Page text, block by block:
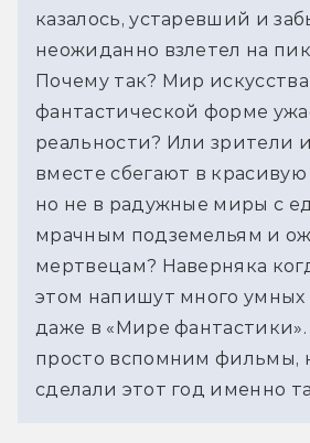
казалось, устаревший и
неожиданно взлетел на
Почему так? Мир
фантастической форме
реальности? Или зрители
вместе сбегают в
но не в радужные миры с
мрачным подземельям и
мертвецам? Наверняка
этом напишут много умных
даже в «Мире
просто вспомним фильмы,
сделали этот год именно